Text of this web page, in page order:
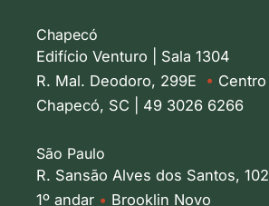
Chapecó
Edifício Venturo | Sala 1304
R. Mal. Deodoro, 299E • Centro
Chapecó, SC | 49 3026 6266
São Paulo
R. Sansão Alves dos Santos, 102
1º andar • Brooklin Novo